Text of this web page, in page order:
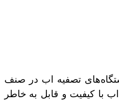
تصفیه اب در صنف
با کیفیت و قابل به خاطر